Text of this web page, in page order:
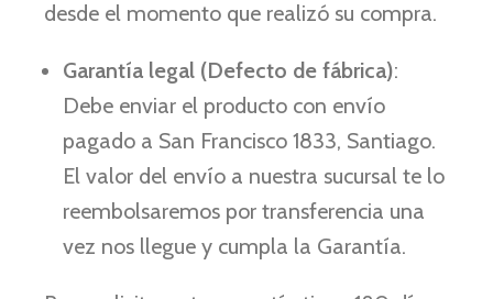
desde el momento que realizó su compra.
Garantía legal (Defecto de fábrica):
Debe enviar el producto con envío
pagado a San Francisco 1833, Santiago.
El valor del envío a nuestra sucursal te lo
reembolsaremos por transferencia una
vez nos llegue y cumpla la Garantía.